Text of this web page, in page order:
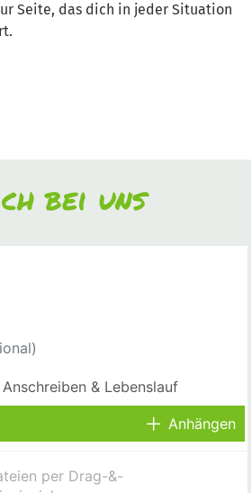
Seite, das dich in jeder Situation
bei uns
Anhängen